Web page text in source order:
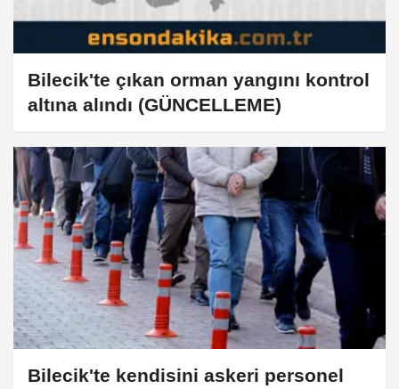
Bilecik'te çıkan orman yangını kontrol
altına alındı (GÜNCELLEME)
Bilecik'te kendisini askeri personel